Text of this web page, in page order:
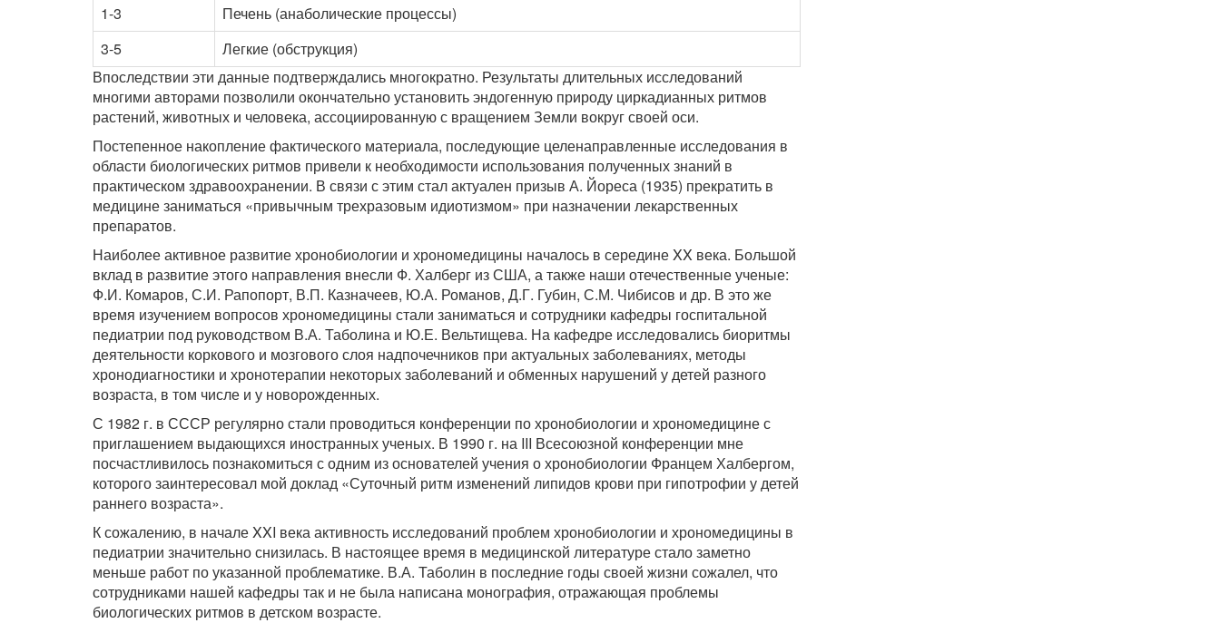
1-3
Печень (анаболические процессы)
3-5
Легкие (обструкция)
Впоследствии эти данные подтверждались многократно. Результаты длительных исследований
многими авторами позволили окончательно установить эндогенную природу циркадианных ритмов
растений, животных и человека, ассоциированную с вращением Земли вокруг своей оси.
Постепенное накопление фактического материала, последующие целенаправленные исследования в
области биологических ритмов привели к необходимости использования полученных знаний в
практическом здравоохранении. В связи с этим стал актуален призыв А. Йореса (1935) прекратить в
медицине заниматься «привычным трехразовым идиотизмом» при назначении лекарственных
препаратов.
Наиболее активное развитие хронобиологии и хрономедицины началось в середине XX века. Большой
вклад в развитие этого направления внесли Ф. Халберг из США, а также наши отечественные ученые:
Ф.И. Комаров, С.И. Рапопорт, В.П. Казначеев, Ю.А. Романов, Д.Г. Губин, С.М. Чибисов и др. В это же
время изучением вопросов хрономедицины стали заниматься и сотрудники кафедры госпитальной
педиатрии под руководством В.А. Таболина и Ю.Е. Вельтищева. На кафедре исследовались биоритмы
деятельности коркового и мозгового слоя надпочечников при актуальных заболеваниях, методы
хронодиагностики и хронотерапии некоторых заболеваний и обменных нарушений у детей разного
возраста, в том числе и у новорожденных.
С 1982 г. в СССР регулярно стали проводиться конференции по хронобиологии и хрономедицине с
приглашением выдающихся иностранных ученых. В 1990 г. на III Всесоюзной конференции мне
посчастливилось познакомиться с одним из основателей учения о хронобиологии Францем Халбергом,
которого заинтересовал мой доклад «Суточный ритм изменений липидов крови при гипотрофии у детей
раннего возраста».
К сожалению, в начале XXI века активность исследований проблем хронобиологии и хрономедицины в
педиатрии значительно снизилась. В настоящее время в медицинской литературе стало заметно
меньше работ по указанной проблематике. В.А. Таболин в последние годы своей жизни сожалел, что
сотрудниками нашей кафедры так и не была написана монография, отражающая проблемы
биологических ритмов в детском возрасте.